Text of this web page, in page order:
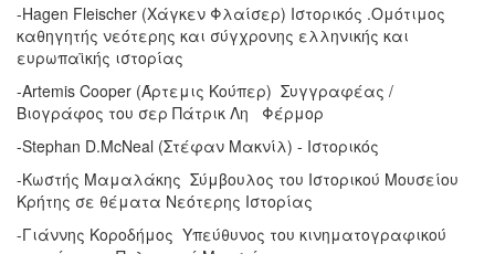
-Hagen Fleischer (Χάγκεν Φλαίσερ) Ιστορικός .Ομότιμος
καθηγητής νεότερης και σύγχρονης ελληνικής και
ευρωπαϊκής ιστορίας
-Artemis Cooper (Άρτεμις Κούπερ) Συγγραφέας /
Βιογράφος του σερ Πάτρικ Λη Φέρμορ
-Stephan D.McNeal (Στέφαν Μακνίλ) - Ιστορικός
-Κωστής Μαμαλάκης Σύμβουλος του Ιστορικού Μουσείου
Κρήτης σε θέματα Νεότερης Ιστορίας
-Γιάννης Κοροδήμος Υπεύθυνος του κινηματογραφικού